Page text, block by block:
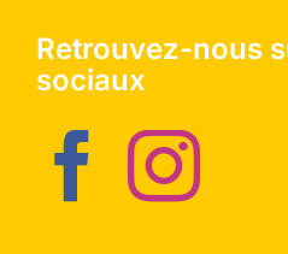
Retrouvez-nous
sociaux